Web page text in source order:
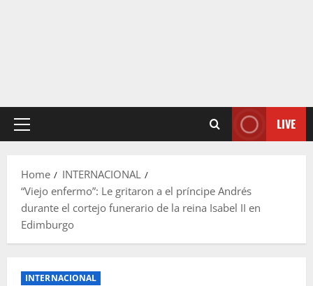
Primary
LIVE
Home
INTERNACIONAL
“Viejo enfermo”: Le gritaron a el príncipe Andrés
durante el cortejo funerario de la reina Isabel II en
Edimburgo
INTERNACIONAL